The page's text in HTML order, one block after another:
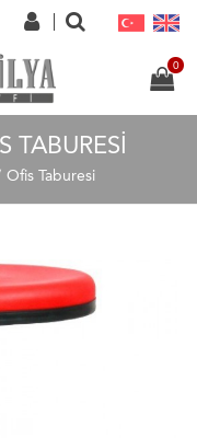
TABURESI
Ofis Taburesi